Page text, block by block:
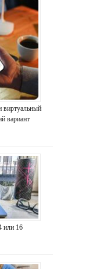
виртуальный
вариант
или 16